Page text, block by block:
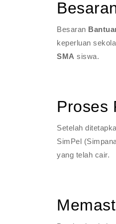
Besaran
keperluan
SMA siswa.
Proses
Setelah
SimPel
yang telah cair.